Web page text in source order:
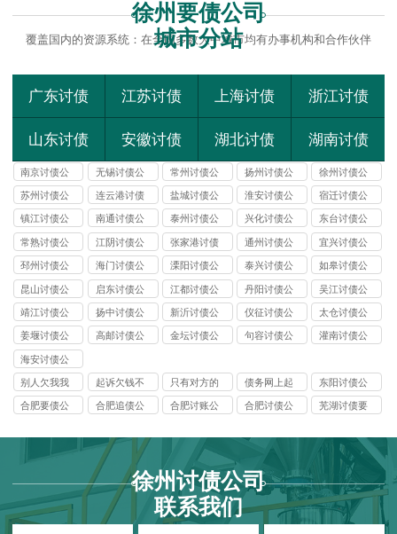
徐州要债公司
城市分站
覆盖国内的资源系统：在全国多数大中城市均有办事机构和合作伙伴
广东讨债 江苏讨债 上海讨债 浙江讨债
山东讨债 安徽讨债 湖北讨债 湖南讨债
南京讨债公
司
无锡讨债公
司
常州讨债公
司
扬州讨债公
司
徐州讨债公
司
苏州讨债公
司
连云港讨债
公司
盐城讨债公
司
淮安讨债公
司
宿迁讨债公
司
镇江讨债公
司
南通讨债公
司
泰州讨债公
司
兴化讨债公
司
东台讨债公
司
常熟讨债公
司
江阴讨债公
司
张家港讨债
公司
通州讨债公
司
宜兴讨债公
司
邳州讨债公
司
海门讨债公
司
溧阳讨债公
司
泰兴讨债公
司
如皋讨债公
司
昆山讨债公
司
启东讨债公
司
江都讨债公
司
丹阳讨债公
司
吴江讨债公
司
靖江讨债公
司
扬中讨债公
司
新沂讨债公
司
仪征讨债公
司
太仓讨债公
司
姜堰讨债公
司
高邮讨债公
金坛讨债公
句容讨债公
灌南讨债公
海安讨债公
司
别人欠我我
钱三万左右
钱
起诉欠钱不
还的人需要
只有对方的
电话号码可
债务网上起
诉流程和需
些
东阳讨债公
司
合肥要债公
合肥追债公
合肥讨账公
合肥讨债公
芜湖讨债要
徐州讨债公司
联系我们